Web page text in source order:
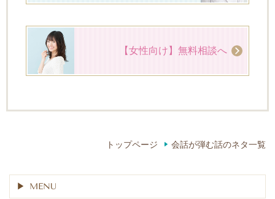
【女性向け】無料相談へ
トップページ 会話が弾む話のネタ一覧
MENU